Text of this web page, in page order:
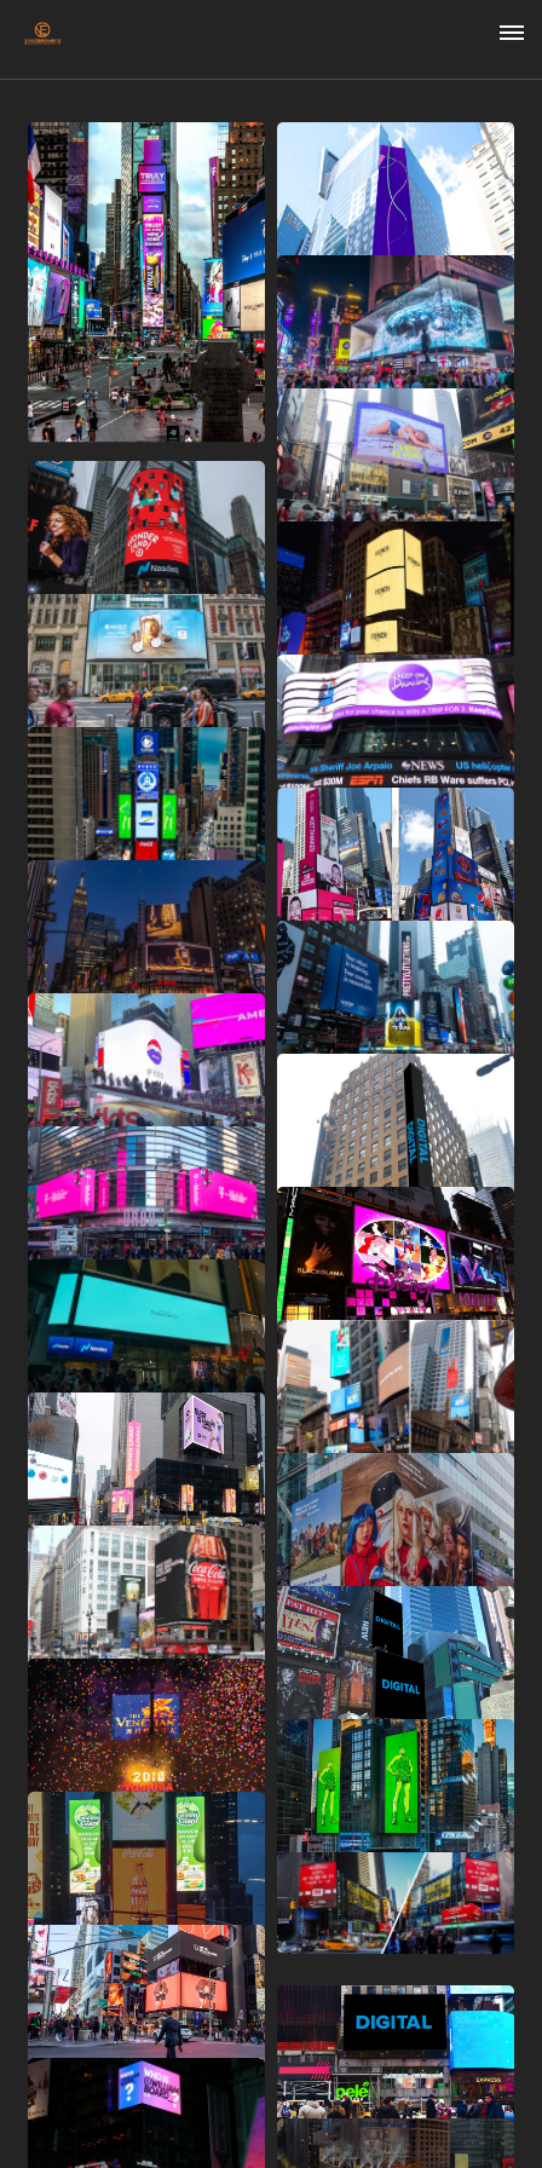
首
页
关
于
我
们
媒
体
资
源
中
国
巴
基
斯
坦
新
加
坡
马
来
西
亚
泰
国
日
本
韩
国
越
南
缅
甸
菲
律
宾
柬
埔
寨
老
挝
印
度
印
度
尼
西
亚
以
色
列
土
耳
其
卡
塔
尔
阿
拉
伯
联
合
酋
长
蒙
古
国
哈
萨
克
斯
坦
沙
特
阿
拉
伯
乌
兹
别
克
斯
坦
科
威
特
巴
林
格
鲁
吉
亚
俄
罗
斯
英
国
法
国
德
国
意
大
利
西
班
牙
瑞
士
瑞
典
葡
萄
牙
比
利
时
波
兰
爱
尔
兰
荷
兰
冰
岛
拉
脱
维
亚
匈
牙
利
希
腊
白
俄
罗
斯
乌
克
兰
保
加
利
亚
芬
兰
丹
麦
罗
马
尼
亚
澳
大
利
亚
新
西
兰
南
非
坦
桑
尼
亚
毛
里
求
斯
博
茨
瓦
纳
布
隆
迪
津
巴
布
韦
尼
日
利
亚
乌
干
达
埃
及
埃
塞
俄
比
亚
加
纳
肯
尼
亚
赞
比
亚
安
哥
拉
美
国
加
拿
大
墨
西
哥
哥
伦
比
亚
巴
西
阿
根
廷
智
利
服
务
案
例
3D
视
觉
效
果
案
例
平
面
视
觉
效
果
案
例
媒
资
讯
媒
体
动
态
行
业
动
态
广
告
小
知
识
联
系
我
们